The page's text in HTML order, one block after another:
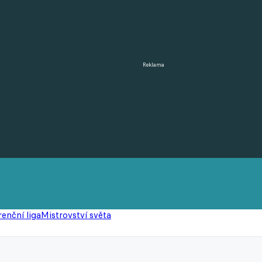
Reklama
ligaMistrovství světa